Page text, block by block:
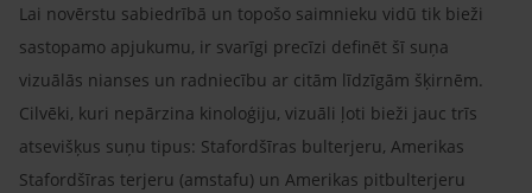
Lai novērstu sabiedrībā un topošo saimnieku vidū tik bieži
sastopamo apjukumu, ir svarīgi precīzi definēt šī suņa
vizuālās nianses un radniecību ar citām līdzīgām šķirnēm.
Cilvēki, kuri nepārzina kinoloģiju, vizuāli ļoti bieži jauc trīs
atsevišķus suņu tipus: Stafordšīras bulterjeru, Amerikas
Stafordšīras terjeru (amstafu) un Amerikas pitbulterjeru